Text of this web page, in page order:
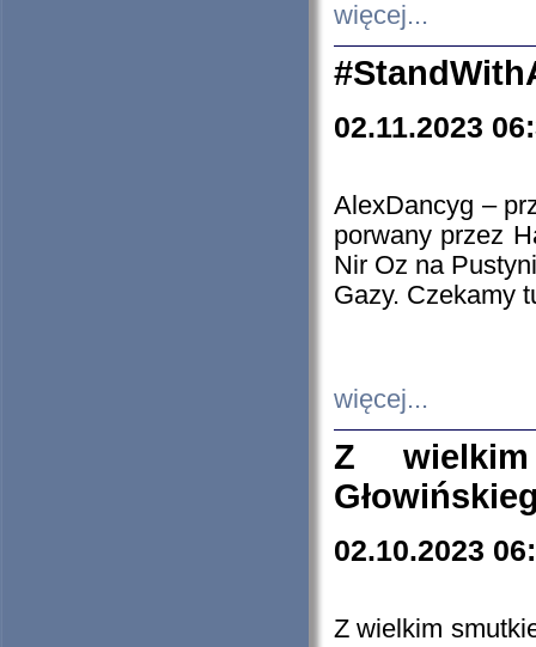
więcej...
02.11.2023
AlexDancyg –
porwany przez
Nir Oz na
Gazy. Czekamy
więcej...
Z
02.10.2023
Z wielkim